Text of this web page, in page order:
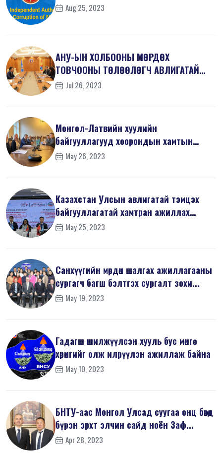
Aug 25, 2023
АНУ-ЫН ХОЛБООНЫ МӨРДӨХ
ТОВЧООНЫ ТӨЛӨӨЛӨГЧ АВЛИГАТАЙ
ТЭМЦЭХ ГАЗАРТ ЗОЧЛ...
Jul 26, 2023
Монгол-Латвийн хуулийн
байгууллагууд хоорондын хамтын
ажиллагаанд ахиц...
May 26, 2023
Казахстан Улсын авлигатай тэмцэх
байгууллагатай хамтран ажиллах
санамж...
May 25, 2023
Санхүүгийн мөрдөн шалгах ажиллагааны
сургагч багш бэлтгэх сургалт зохи...
May 19, 2023
Гадагш шилжүүлсэн хууль бус мөнгө
хөрөнгийг олж илрүүлэн ажиллаж байна
May 10, 2023
БНТУ-аас Монгол Улсад суугаа онц бөгөөд
бүрэн эрхт элчин сайд ноён Заф...
Apr 28, 2023